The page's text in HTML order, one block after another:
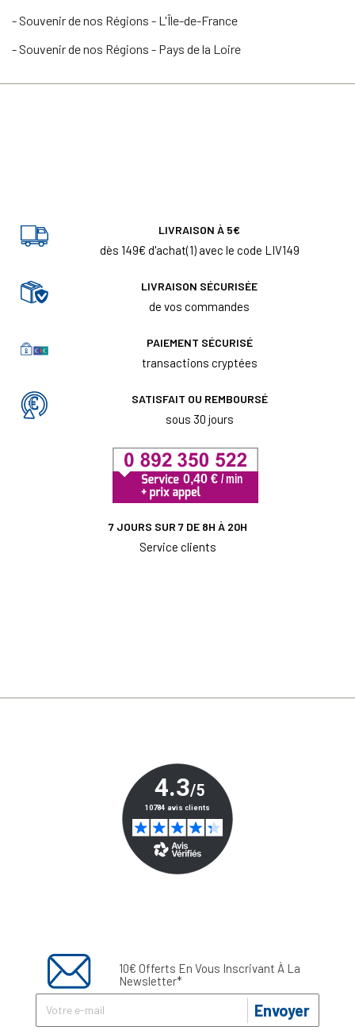
- Souvenir de nos Régions - L'Île-de-France
- Souvenir de nos Régions - Pays de la Loire
LIVRAISON À 5€
dès 149€ d'achat(1) avec le code LIV149
LIVRAISON SÉCURISÉE
de vos commandes
PAIEMENT SÉCURISÉ
transactions cryptées
SATISFAIT OU REMBOURSÉ
sous 30 jours
7 JOURS SUR 7 DE 8H À 20H
Service clients
10€ Offerts En Vous Inscrivant À La
Newsletter*
Envoyer